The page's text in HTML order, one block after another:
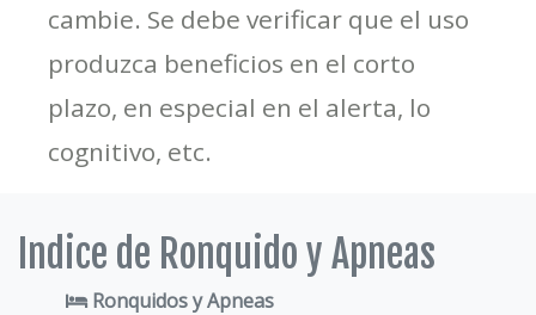
cambie. Se debe verificar que el uso
produzca beneficios en el corto
plazo, en especial en el alerta, lo
cognitivo, etc.
Indice de Ronquido y Apneas
Ronquidos y Apneas